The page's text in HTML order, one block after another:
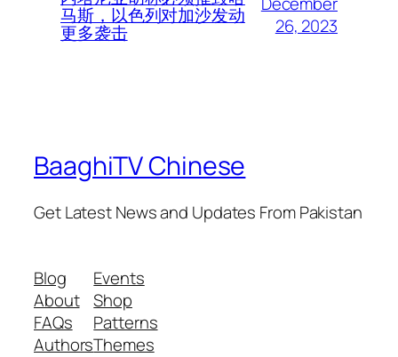
马斯，以色列对加沙发动
更多袭击
26, 2023
BaaghiTV Chinese
Get Latest News and Updates From Pakistan
Blog
About
FAQs
Authors
Events
Shop
Patterns
Themes